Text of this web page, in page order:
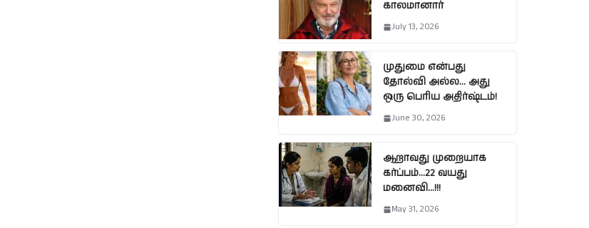
காலமானார்
July 13, 2026
முதுமை என்பது
தோல்வி அல்ல… அது
ஒரு பெரிய அதிர்ஷ்டம்!
June 30, 2026
ஆறாவது முறையாக
கர்ப்பம்…22 வயது
மனைவி…!!!
May 31, 2026